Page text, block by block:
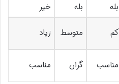
بله بله
خیر
کم متوسط زیاد
مناسب گران مناسب